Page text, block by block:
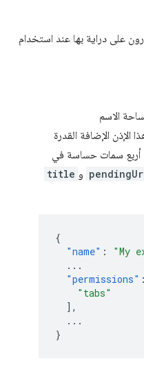
على دراية بها عند استخدام
الاسم
الإذن الإضافة القدرة
أربع سمات حساسة في
و title
{
"name" : "My
...
"permissions" :
"tabs"
],
...
}